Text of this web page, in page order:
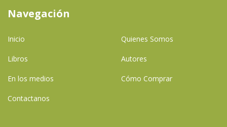
Navegación
Inicio Quienes Somos
Libros Autores
En los medios Cómo Comprar
Contactanos